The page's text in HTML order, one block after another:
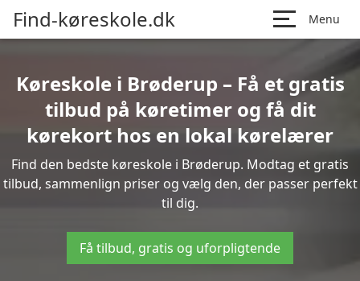
Find-køreskole.dk Menu
Køreskole i Brøderup – Få et gratis
tilbud på køretimer og få dit
kørekort hos en lokal kørelærer
Find den bedste køreskole i Brøderup. Modtag et gratis
tilbud, sammenlign priser og vælg den, der passer perfekt
til dig.
Få tilbud, gratis og uforpligtende